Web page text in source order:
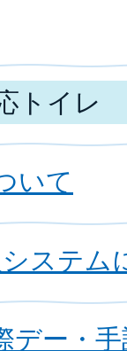
トイレ
いて
ステム
デー・